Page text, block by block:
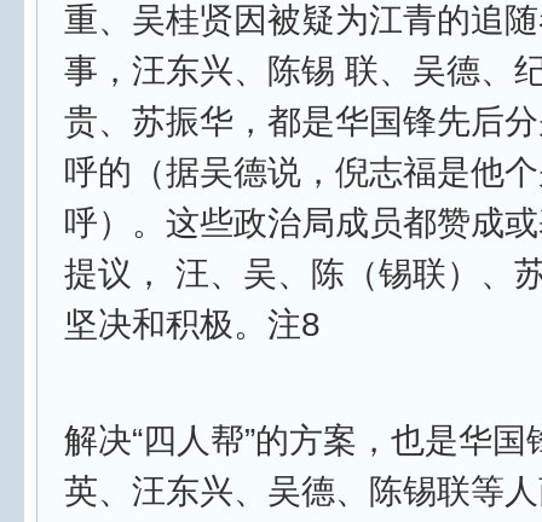
重、吴桂贤因被疑为江青的追
事，汪东兴、陈锡 联、吴德、
贵、苏振华，都是华国锋先后
呼的（据吴德说，倪志福是他
呼）。这些政治局成员都赞成
提议， 汪、吴、陈（锡联）、
坚决和积极。注8
解决“四人帮”的方案，也是华
英、汪东兴、吴德、陈锡联等